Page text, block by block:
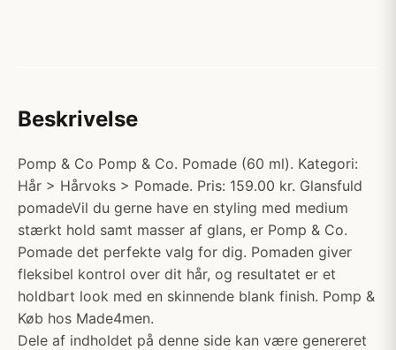
Beskrivelse
Pomp & Co Pomp & Co. Pomade (60 ml). Kategori:
Hår > Hårvoks > Pomade. Pris: 159.00 kr. Glansfuld
pomadeVil du gerne have en styling med medium
stærkt hold samt masser af glans, er Pomp & Co.
Pomade det perfekte valg for dig. Pomaden giver
fleksibel kontrol over dit hår, og resultatet er et
holdbart look med en skinnende blank finish. Pomp &
Køb hos Made4men.
Dele af indholdet på denne side kan være genereret